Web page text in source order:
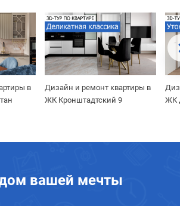
в
Дизайн и ремонт квартиры в
ЖК Кронштадтский 9
ЖК
вашей мечты